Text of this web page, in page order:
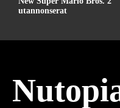
utannonserat